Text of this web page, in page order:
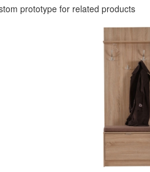
prototype for related products